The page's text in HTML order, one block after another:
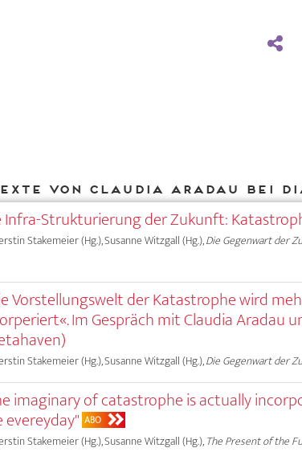
von Claudia Aradau bei
Infra-Strukturierung der Zukunft:
Stakemeier (Hg.), Susanne Witzgall (Hg.),Die Gegenwart der
Vorstellungswelt der Katastrophe wird
Im Gespräch mit Claudia Aradau
Stakemeier (Hg.), Susanne Witzgall (Hg.),Die Gegenwart der
imaginary of catastrophe is actually
ABO
Stakemeier (Hg.), Susanne Witzgall (Hg.),The Present of the